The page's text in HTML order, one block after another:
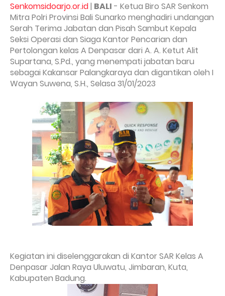
Senkomsidoarjo.or.id| BALI - Ketua Biro SAR Senkom
Mitra Polri Provinsi Bali Sunarko menghadiri undangan
Serah Terima Jabatan dan Pisah Sambut Kepala
Seksi Operasi dan Siaga Kantor Pencarian dan
Pertolongan kelas A Denpasar dari A. A. Ketut Alit
Supartana, S.Pd., yang menempati jabatan baru
sebagai Kakansar Palangkaraya dan digantikan oleh I
Wayan Suwena, S.H., Selasa 31/01/2023
Kegiatan ini diselenggarakan di Kantor SAR Kelas A
Denpasar Jalan Raya Uluwatu, Jimbaran, Kuta,
Kabupaten Badung.